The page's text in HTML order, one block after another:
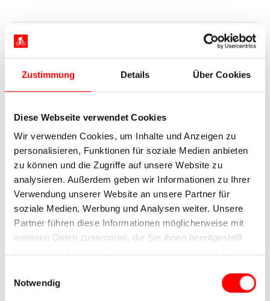
Zustimmung Details Über Cookies
Diese Webseite verwendet Cookies
Wir verwenden Cookies, um Inhalte und Anzeigen zu
personalisieren, Funktionen für soziale Medien anbieten
zu können und die Zugriffe auf unsere Website zu
analysieren. Außerdem geben wir Informationen zu Ihrer
Verwendung unserer Website an unsere Partner für
soziale Medien, Werbung und Analysen weiter. Unsere
Partner führen diese Informationen möglicherweise mit
weiteren Daten zusammen, die Sie ihnen bereitgestellt
Notwendig
Die Hotels
Qualität, teilweise mit einem hervorragenden